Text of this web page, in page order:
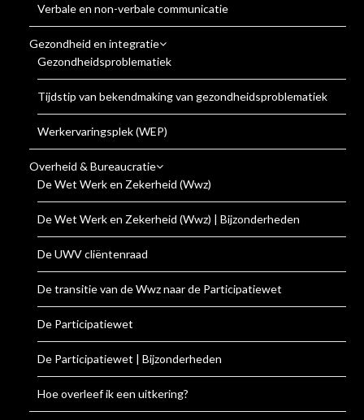
Verbale en non-verbale communicatie
Gezondheid en integratie
Gezondheidsproblematiek
Tijdstip van bekendmaking van gezondheidsproblematiek
Werkervaringsplek (WEP)
Overheid & Bureaucratie
De Wet Werk en Zekerheid (Wwz)
De Wet Werk en Zekerheid (Wwz) | Bijzonderheden
De UWV cliëntenraad
De transitie van de Wwz naar de Participatiewet
De Participatiewet
De Participatiewet | Bijzonderheden
Hoe overleef ik een uitkering?